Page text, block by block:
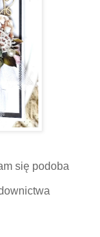
się podoba